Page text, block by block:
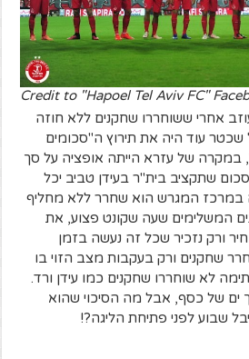
Credit to "Hapoel Tel Aviv FC"
אחרי ששוחררו שחקנים ללא חוזה
עוד היה את תירוץ ה"סכומים
במקרה של עזרא הייתה אופציה על סך
סכום שתקציב בית"ר בעידן טביב יכל
במרכז המגרש הוא שחרר ללא מחליף
המשלימים שעה שקונט פצוע, את
ורק נזכיר שכל זה נעשה בזמן
שחקנים ורק בעקבות מצב הזוי בו
לא שוחררו שחקנים כמו עידן ורד.
ים של כסף, אבל מה הסיכוי שהוא
שבוע לפני פתיחת הליגה?!